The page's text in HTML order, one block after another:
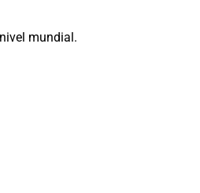
mundial.